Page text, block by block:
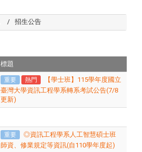
招生公告
標題
重要 熱門
【學士班】115學年度國立
臺灣大學資訊工程學系轉系考試公告(7/8
更新)
重要
◎資訊工程學系人工智慧碩士班
師資、修業規定等資訊(自110學年度起)